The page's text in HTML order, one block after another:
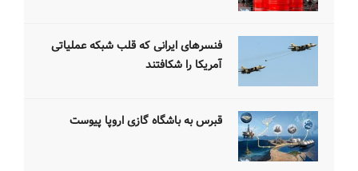
فنسرهای ایرانی که قلب شبکه عملیاتی
آمریکا را شکافتند
قبرس به باشگاه گازی اروپا پیوست